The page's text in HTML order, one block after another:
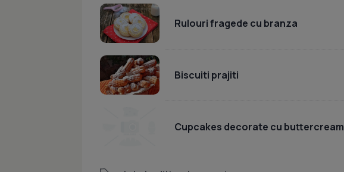
Rulouri fragede cu branza
Biscuiti prajiti
Cupcakes decorate cu buttercream